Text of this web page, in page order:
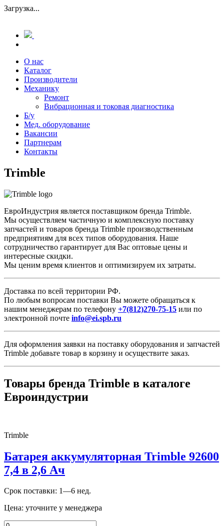
Загрузка...
О нас
Каталог
Производители
Механику
Ремонт
Вибрационная и токовая диагностика
Б/у
Мед. оборудование
Вакансии
Партнерам
Контакты
Trimble
ЕвроИндустрия является поставщиком бренда Trimble.
Мы осуществляем частичную и комплексную поставку
запчастей и товаров бренда Trimble производственным
предприятиям для всех типов оборудования. Наше
сотрудничество гарантирует для Вас оптовые цены и
интересные скидки.
Мы ценим время клиентов и оптимизируем их затраты.
Доставка по всей территории РФ.
По любым вопросам поставки Вы можете обращаться к
нашим менеджерам по телефону +7(812)270-75-15 или по
электронной почте info@ei.spb.ru
Для оформления заявки на поставку оборудования и запчастей
Trimble добавьте товар в корзину и осуществите заказ.
Товары бренда Trimble в каталоге
Евроиндустрии
Trimble
Батарея аккумуляторная Trimble 92600
7,4 в 2,6 Ач
Срок поставки: 1—6 нед.
Цена: уточните у менеджера